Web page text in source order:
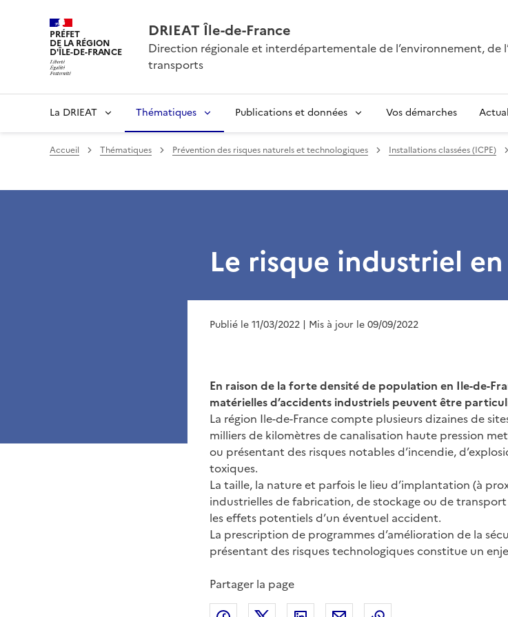
PRÉFET
DE LA RÉGION
D'ÎLE-DE-FRANCE
DRIEAT Île-de-France
Direction régionale et interdépartementale de l’environnement, de
transports
La DRIEAT Thématiques Publications et données Vos démarches
Accueil Thématiques Prévention des risques naturels et technologiques Installations classées (ICPE)
Le risque industriel
Publié le 11/03/2022 | Mis à jour le 09/09/2022
En raison de la forte densité de population en Ile-de-
matérielles d’accidents industriels peuvent être
La région Ile-de-France compte plusieurs dizaines de
milliers de kilomètres de canalisation haute pression
ou présentant des risques notables d’incendie,
toxiques.
La taille, la nature et parfois le lieu d’implantation (à
industrielles de fabrication, de stockage ou de
les effets potentiels d’un éventuel accident.
La prescription de programmes d’amélioration de la
présentant des risques technologiques constitue un
Partager la page